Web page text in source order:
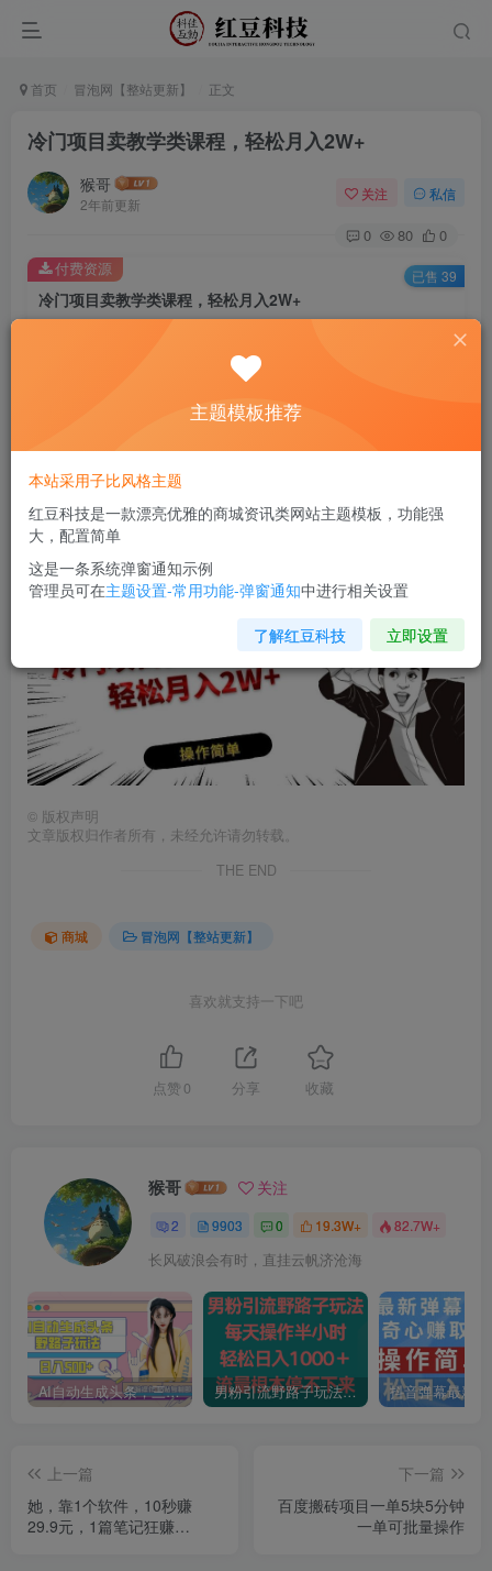
首页 冒泡网【整站更新】 正文
冷门项目卖教学类课程，轻松月入2W+
猴哥
2年前更新
关注 私信
0 80 0
冷门项目卖教学类课程，轻松月入2W+
此内容为付费资源，请付费后查看
9.9
免费
付费资源 已售 39
冷门项目卖教学类课程，轻松月入2W+
© 版权声明
文章版权归作者所有，未经允许请勿转载。
THE END
商城 冒泡网【整站更新】
喜欢就支持一下吧
点赞 0 分享 收藏
猴哥 关注
2 9903 0 19.3W+ 82.7W+
长风破浪会有时，直挂云帆济沧海
AI自动生成头条，三天必起号，三分钟轻松发布内容，复制粘贴，保姆级教… 男粉引流野路子玩法，每天操作半小时轻松日入1000＋，流量根本停不下来
上一篇
她，靠1个软件，10秒赚
29.9元，1篇笔记狂赚
下一篇
百度搬砖项目一单5块5分钟
一单可批量操作
主题模板推荐
本站采用子比风格主题
红豆科技是一款漂亮优雅的商城资讯类网站主题模板，功能强
大，配置简单
这是一条系统弹窗通知示例
管理员可在主题设置-常用功能-弹窗通知中进行相关设置
了解红豆科技 立即设置